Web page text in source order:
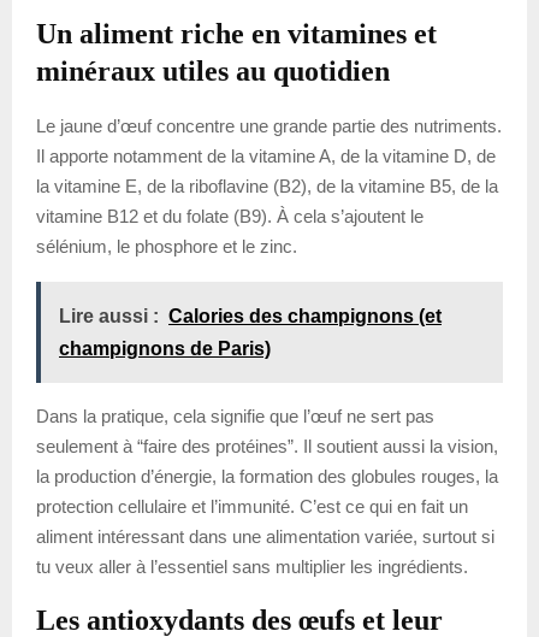
Un aliment riche en vitamines et
minéraux utiles au quotidien
Le jaune d’œuf concentre une grande partie des nutriments.
Il apporte notamment de la vitamine A, de la vitamine D, de
la vitamine E, de la riboflavine (B2), de la vitamine B5, de la
vitamine B12 et du folate (B9). À cela s’ajoutent le
sélénium, le phosphore et le zinc.
Lire aussi : Calories des champignons (et
champignons de Paris)
Dans la pratique, cela signifie que l’œuf ne sert pas
seulement à “faire des protéines”. Il soutient aussi la vision,
la production d’énergie, la formation des globules rouges, la
protection cellulaire et l’immunité. C’est ce qui en fait un
aliment intéressant dans une alimentation variée, surtout si
tu veux aller à l’essentiel sans multiplier les ingrédients.
Les antioxydants des œufs et leur